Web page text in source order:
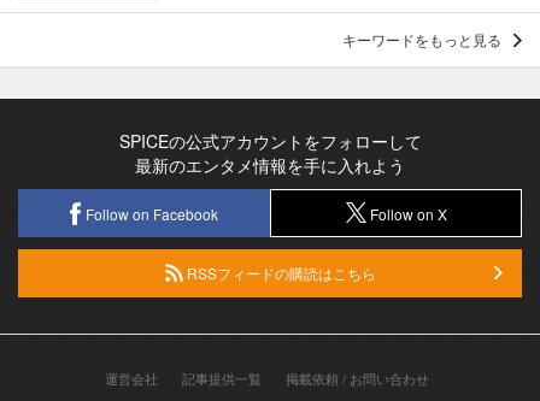
キーワードをもっと見る
SPICEの公式アカウントをフォローして
最新のエンタメ情報を手に入れよう
Follow on Facebook Follow on X
RSSフィードの購読はこちら
運営会社 記事提供一覧 掲載依頼 / お問い合わせ